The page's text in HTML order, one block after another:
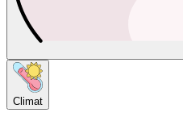
Climat